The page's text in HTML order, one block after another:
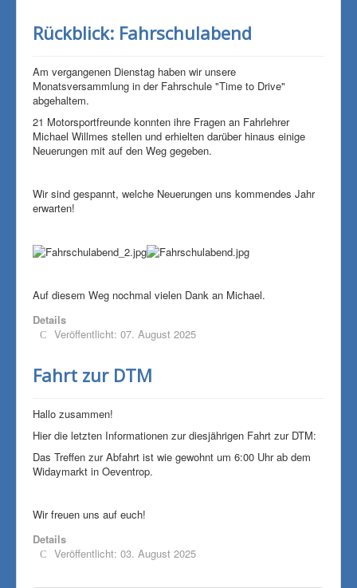
Rückblick: Fahrschulabend
Am vergangenen Dienstag haben wir unsere
Monatsversammlung in der Fahrschule "Time to Drive"
abgehaltem.
21 Motorsportfreunde konnten ihre Fragen an Fahrlehrer
Michael Willmes stellen und erhielten darüber hinaus einige
Neuerungen mit auf den Weg gegeben.
Wir sind gespannt, welche Neuerungen uns kommendes Jahr
erwarten!
Auf diesem Weg nochmal vielen Dank an Michael.
Details
Veröffentlicht: 07. August 2025
Fahrt zur DTM
Hallo zusammen!
Hier die letzten Informationen zur diesjährigen Fahrt zur DTM:
Das Treffen zur Abfahrt ist wie gewohnt um 6:00 Uhr ab dem
Widaymarkt in Oeventrop.
Wir freuen uns auf euch!
Details
Veröffentlicht: 03. August 2025